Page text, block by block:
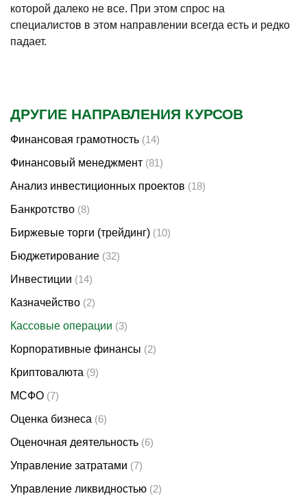
которой далеко не все. При этом спрос на
специалистов в этом направлении всегда есть и редко
падает.
ДРУГИЕ НАПРАВЛЕНИЯ КУРСОВ
Финансовая грамотность (14)
Финансовый менеджмент (81)
Анализ инвестиционных проектов (18)
Банкротство (8)
Биржевые торги (трейдинг) (10)
Бюджетирование (32)
Инвестиции (14)
Казначейство (2)
Кассовые операции (3)
Корпоративные финансы (2)
Криптовалюта (9)
МСФО (7)
Оценка бизнеса (6)
Оценочная деятельность (6)
Управление затратами (7)
Управление ликвидностью (2)